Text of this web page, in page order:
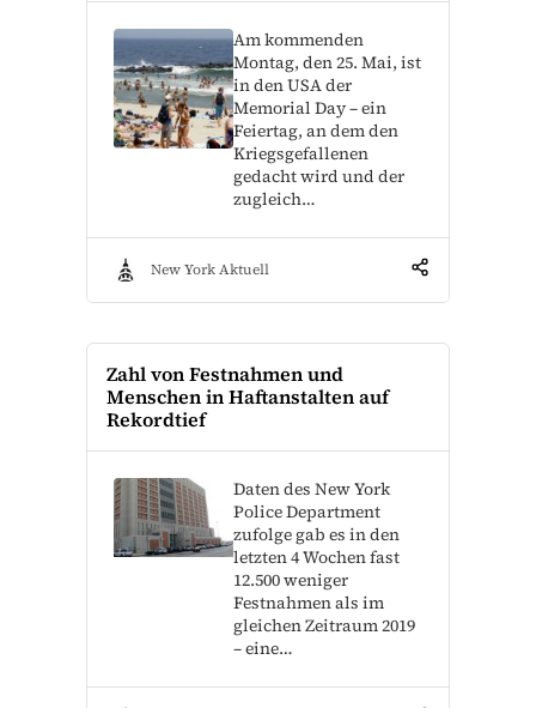
Am kommenden
Montag, den 25. Mai, ist
in den USA der
Memorial Day – ein
Feiertag, an dem den
Kriegsgefallenen
gedacht wird und der
zugleich…
New York Aktuell
Zahl von Festnahmen und
Menschen in Haftanstalten auf
Rekordtief
Daten des New York
Police Department
zufolge gab es in den
letzten 4 Wochen fast
12.500 weniger
Festnahmen als im
gleichen Zeitraum 2019
– eine…